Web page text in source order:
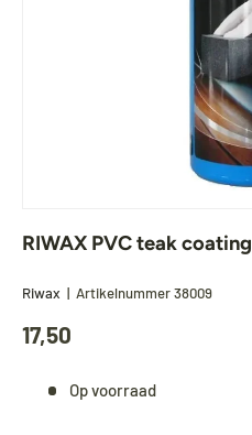
RIWAX PVC teak coating
Riwax | Artikelnummer38009
17,50
Op voorraad